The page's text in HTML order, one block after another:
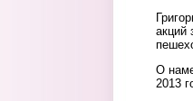
акций
О
2013